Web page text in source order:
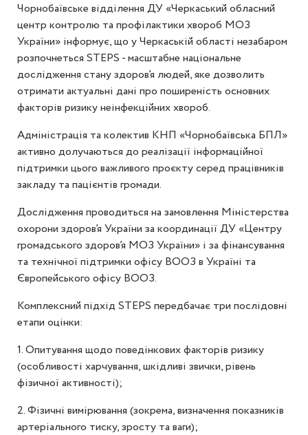
Чорнобаївське відділення ДУ «Черкаський обласний
центр контролю та профілактики хвороб МОЗ
України» інформує, що у Черкаській області незабаром
розпочнеться STEPS - масштабне національне
дослідження стану здоров’я людей, яке дозволить
отримати актуальні дані про поширеність основних
факторів ризику неінфекційних хвороб.
Адміністрація та колектив КНП «Чорнобаївська БПЛ»
активно долучаються до реалізації інформаційної
підтримки цього важливого проєкту серед працівників
закладу та пацієнтів громади.
Дослідження проводиться на замовлення Міністерства
охорони здоров’я України за координації ДУ «Центру
громадського здоров’я МОЗ України» і за фінансування
та технічної підтримки офісу ВООЗ в Україні та
Європейського офісу ВООЗ.
Комплексний підхід STEPS передбачає три послідовні
етапи оцінки:
1. Опитування щодо поведінкових факторів ризику
(особливості харчування, шкідливі звички, рівень
фізичної активності);
2. Фізичні вимірювання (зокрема, визначення показників
артеріального тиску, зросту та ваги);